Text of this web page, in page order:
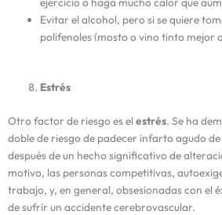
Evitar el alcohol, pero si se quiere
polifenoles (mosto o vino tinto mejor
Estrés
Otro factor de riesgo es el estrés. Se ha
doble de riesgo de padecer infarto agudo
después de un hecho significativo de
motivo, las personas competitivas,
trabajo, y, en general, obsesionadas con el
de sufrir un accidente cerebrovascular.